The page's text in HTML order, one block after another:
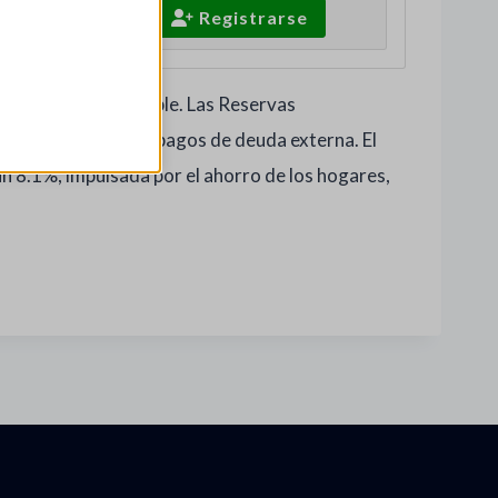
Registrarse
financiero estable. Las Reservas
semanal por pagos de deuda externa. El
8.1%, impulsada por el ahorro de los hogares,